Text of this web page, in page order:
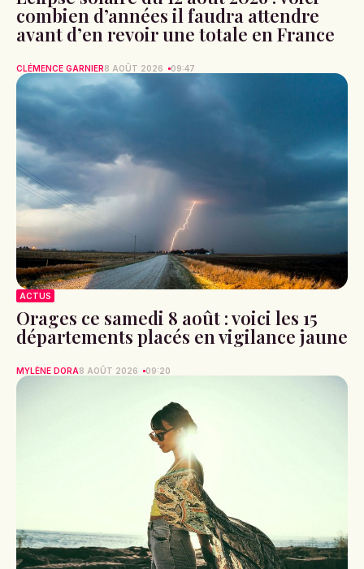
combien d’années il faudra attendre
avant d’en revoir une totale en France
CLÉMENCE GARNIER8 AOÛT 2026 09:47
ACTUS
Orages ce samedi 8 août : voici les 15
départements placés en vigilance jaune
MYLÈNE DORA8 AOÛT 2026 09:20